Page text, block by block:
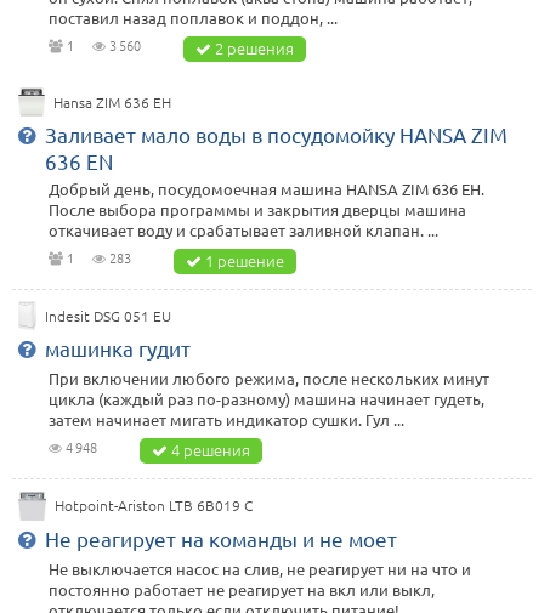
поставил назад поплавок и поддон, ...
1 3 560 2 решения
Hansa ZIM 636 EH
Заливает мало воды в посудомойку HANSA ZIM
636 EN
Добрый день, посудомоечная машина HANSA ZIM 636 EH.
После выбора программы и закрытия дверцы машина
откачивает воду и срабатывает заливной клапан. ...
1 283 1 решение
Indesit DSG 051 EU
машинка гудит
При включении любого режима, после нескольких минут
цикла (каждый раз по-разному) машина начинает гудеть,
затем начинает мигать индикатор сушки. Гул ...
4 948 4 решения
Hotpoint-Ariston LTB 6B019 C
Не реагирует на команды и не моет
Не выключается насос на слив, не реагирует ни на что и
постоянно работает не реагирует на вкл или выкл,